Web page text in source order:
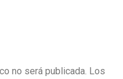
no será publicada. Los